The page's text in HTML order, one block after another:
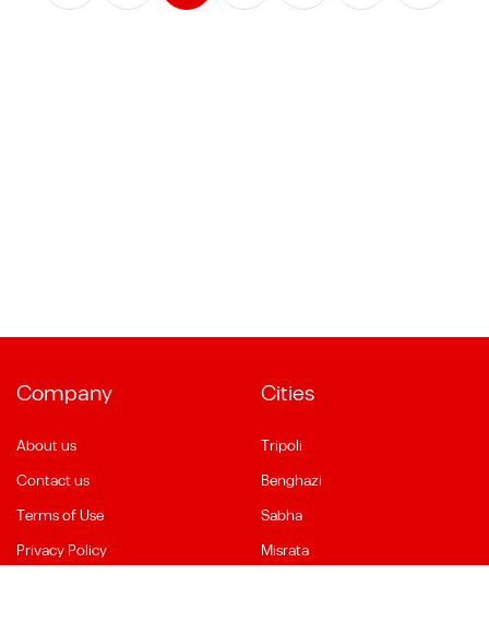
Company
About us
Contact us
Terms of Use
Privacy Policy
Cities
Tripoli
Benghazi
Sabha
Misrata